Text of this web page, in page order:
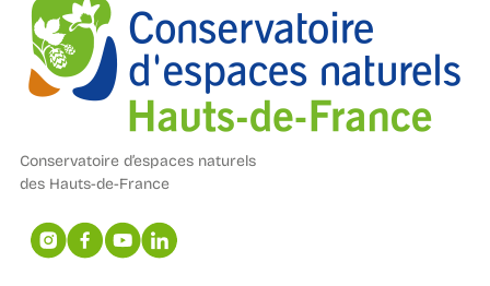
Conservatoire d’espaces naturels
des Hauts-de-France